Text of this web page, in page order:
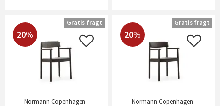
20%
Normann Copenhagen -
Gratis fragt
20%
Normann Copenhagen -
Gratis fragt